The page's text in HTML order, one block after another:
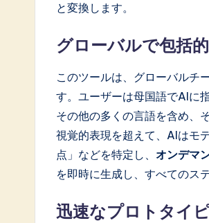
と変換します。
グローバルで包括
このツールは、グローバルチ
す。ユーザーは母国語でAIに
その他の多くの言語を含め、
視覚的表現を超えて、AIはモ
点」などを特定し、 オンデマ
を即時に生成し、すべてのス
迅速なプロトタイ